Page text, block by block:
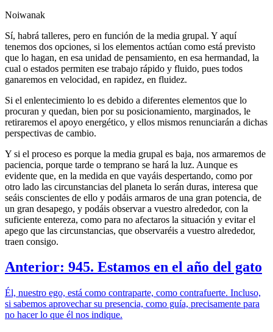
Noiwanak
Sí, habrá talleres, pero en función de la media grupal. Y aquí
tenemos dos opciones, si los elementos actúan como está previsto
que lo hagan, en esa unidad de pensamiento, en esa hermandad, la
cual o estados permiten ese trabajo rápido y fluido, pues todos
ganaremos en velocidad, en rapidez, en fluidez.
Si el enlentecimiento lo es debido a diferentes elementos que lo
procuran y quedan, bien por su posicionamiento, marginados, le
retiraremos el apoyo energético, y ellos mismos renunciarán a dichas
perspectivas de cambio.
Y si el proceso es porque la media grupal es baja, nos armaremos de
paciencia, porque tarde o temprano se hará la luz. Aunque es
evidente que, en la medida en que vayáis despertando, como por
otro lado las circunstancias del planeta lo serán duras, interesa que
seáis conscientes de ello y podáis armaros de una gran potencia, de
un gran desapego, y podáis observar a vuestro alrededor, con la
suficiente entereza, como para no afectaros la situación y evitar el
apego que las circunstancias, que observaréis a vuestro alrededor,
traen consigo.
Anterior: 945. Estamos en el año del gato
Él, nuestro ego, está como contraparte, como contrafuerte. Incluso,
si sabemos aprovechar su presencia, como guía, precisamente para
no hacer lo que él nos indique.